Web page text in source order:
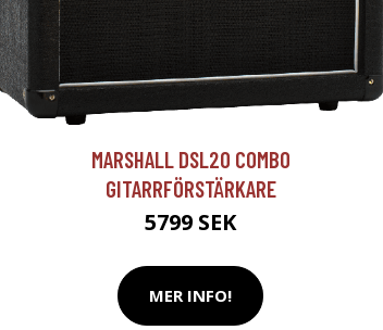
MARSHALL DSL20 COMBO
GITARRFÖRSTÄRKARE
5799 SEK
MER INFO!